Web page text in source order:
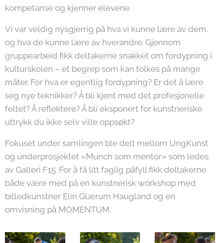
kompetanse og kjenner elevene.
Vi var veldig nysgjerrig på hva vi kunne lære av dem,
og hva de kunne lære av hverandre. Gjennom
gruppearbeid fikk deltakerne snakket om fordypning i
kulturskolen – et begrep som kan tolkes på mange
måter. For hva er egentlig fordypning? Er det å lære
seg nye teknikker? Å bli kjent med det profesjonelle
feltet? Å reflektere? Å bli eksponert for kunstneriske
uttrykk du ikke selv ville oppsøkt?
Fokuset under samlingen ble delt mellom UngKunst
og underprosjektet «Munch som mentor» som ledes
av Galleri F15. For å få litt faglig påfyll fikk deltakerne
både være med på en kunstnerisk workshop med
billedkunstner Elin Glærum Haugland og en
omvisning på MOMENTUM.